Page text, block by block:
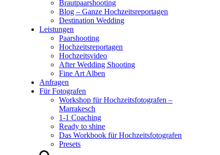
Brautpaarshooting
Blog – Ganze Hochzeitsreportagen
Destination Wedding
Leistungen
Paarshooting
Hochzeitsreportagen
Hochzeitsvideo
After Wedding Shooting
Fine Art Alben
Anfragen
Für Fotografen
Workshop für Hochzeitsfotografen –
Marrakesch
1-1 Coaching
Ready to shine
Das Workbook für Hochzeitsfotografen
Presets